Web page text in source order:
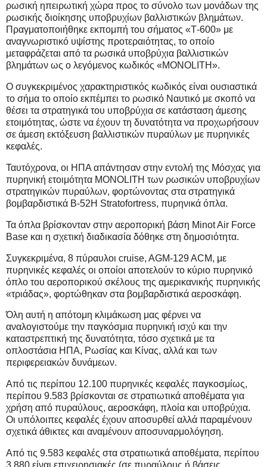
ρωσική ηπειρωτική χώρα προς το σύνολο των μονάδων της
ρωσικής διοίκησης υποβρυχίων βαλλιστικών βλημάτων.
Πραγματοποιήθηκε εκπομπή του σήματος «Τ-600» με
αναγνωριστικό υψίστης προτεραιότητας, το οποίο
μεταφράζεται από τα ρωσικά υποβρύχια βαλλιστικών
βλημάτων ως ο λεγόμενος κωδικός «MONOLITH».
Ο συγκεκριμένος χαρακτηριστικός κωδικός είναι ουσιαστικά
το σήμα το οποίο εκπέμπει το ρωσικό Ναυτικό με σκοπό να
θέσει τα στρατηγικά του υποβρύχια σε κατάσταση άμεσης
ετοιμότητας, ώστε να έχουν τη δυνατότητα να προχωρήσουν
σε άμεση εκτόξευση βαλλιστικών πυραύλων με πυρηνικές
κεφαλές.
Ταυτόχρονα, οι ΗΠΑ απάντησαν στην εντολή της Μόσχας για
πυρηνική ετοιμότητα ΜΟΝOLITH των ρωσικών υποβρυχίων
στρατηγικών πυραύλων, φορτώνοντας στα στρατηγικά
βομβαρδιστικά B-52H Stratofortress, πυρηνικά όπλα.
Τα όπλα βρίσκονταν στην αεροπορική βάση Minot Air Force
Base και η σχετική διαδικασία δόθηκε στη δημοσιότητα.
Συγκεκριμένα, 8 πύραυλοι cruise, AGM-129 ACM, με
πυρηνικές κεφαλές οι οποίοι αποτελούν το κύριο πυρηνικό
όπλο του αεροπορικού σκέλους της αμερικανικής πυρηνικής
«τριάδας», φορτώθηκαν στα βομβαρδιστικά αεροσκάφη.
Όλη αυτή η απότομη κλιμάκωση μας φέρνει να
αναλογιστούμε την παγκόσμια πυρηνική ισχύ και την
καταστρεπτική της δυνατότητα, τόσο σχετικά με τα
οπλοστάσια ΗΠΑ, Ρωσίας και Κίνας, αλλά και των
περιφερειακών δυνάμεων.
Από τις περίπου 12.100 πυρηνικές κεφαλές παγκοσμίως,
περίπου 9.583 βρίσκονται σε στρατιωτικά αποθέματα για
χρήση από πυραύλους, αεροσκάφη, πλοία και υποβρύχια.
Οι υπόλοιπες κεφαλές έχουν αποσυρθεί αλλά παραμένουν
σχετικά άθικτες και αναμένουν αποσυναρμολόγηση.
Από τις 9.583 κεφαλές στα στρατιωτικά αποθέματα, περίπου
3.880 είναι επιχειρησιακές (σε πυραύλους ή βάσεις